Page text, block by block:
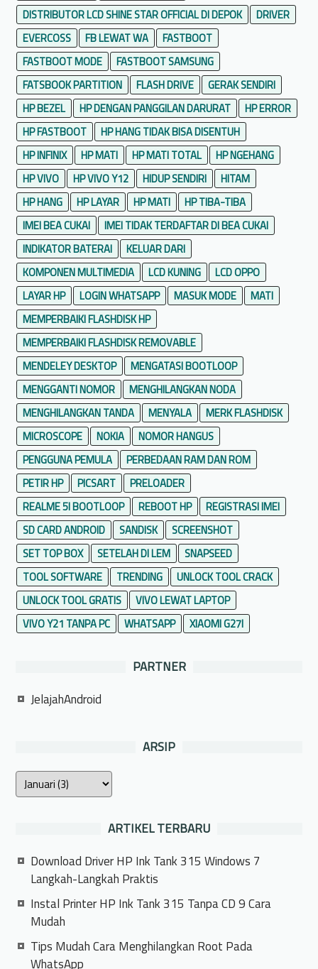
m
u
l
a
DISTRIBUTOR LCD SHINE STAR OFFICIAL DI DEPOK
DRIVER
EVERCOSS
FB LEWAT WA
FASTBOOT
FASTBOOT MODE
FASTBOOT SAMSUNG
FATSBOOK PARTITION
FLASH DRIVE
GERAK SENDIRI
HP BEZEL
HP DENGAN PANGGILAN DARURAT
HP ERROR
HP FASTBOOT
HP HANG TIDAK BISA DISENTUH
HP INFINIX
HP MATI HP MATI TOTAL
HP NGEHANG
HP VIVO
HP VIVO Y12 HIDUP SENDIRI
HITAM
HP HANG
HP LAYAR HP MATI
HP TIBA-TIBA
IMEI BEA CUKAI
IMEI TIDAK TERDAFTAR DI BEA CUKAI
INDIKATOR BATERAI
KELUAR DARI
KOMPONEN MULTIMEDIA
LCD KUNING
LCD OPPO
LAYAR HP
LOGIN WHATSAPP MASUK MODE
MATI
MEMPERBAIKI FLASHDISK HP
MEMPERBAIKI FLASHDISK REMOVABLE
MENDELEY DESKTOP
MENGATASI BOOTLOOP
MENGGANTI NOMOR
MENGHILANGKAN NODA
MENGHILANGKAN TANDA
MENYALA
MERK FLASHDISK
MICROSCOPE
NOKIA
NOMOR HANGUS
PENGGUNA PEMULA
PERBEDAAN RAM DAN ROM
PETIR HP
PICSART
PRELOADER
REALME 5I BOOTLOOP
REBOOT HP
REGISTRASI IMEI
SD CARD ANDROID
SANDISK
SCREENSHOT
SET TOP BOX
SETELAH DI LEM
SNAPSEED
TOOL SOFTWARE
TRENDING
UNLOCK TOOL CRACK
UNLOCK TOOL GRATIS
VIVO LEWAT LAPTOP
VIVO Y21 TANPA PC
WHATSAPP XIAOMI G27I
PARTNER
JelajahAndroid
ARSIP
ARTIKEL TERBARU
Download Driver HP Ink Tank 315 Windows 7
Langkah-Langkah Praktis
Instal Printer HP Ink Tank 315 Tanpa CD 9 Cara
Mudah
Tips Mudah Cara Menghilangkan Root Pada
WhatsApp